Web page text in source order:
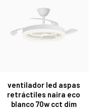
ventilador led aspas
retráctiles naira eco
blanco 70w cct dim